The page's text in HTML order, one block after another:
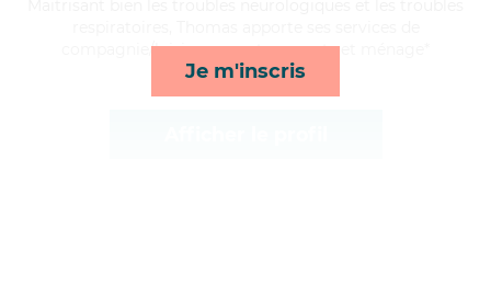
Je m'inscris
compagnie/loisirs, repas, transports et ménage*